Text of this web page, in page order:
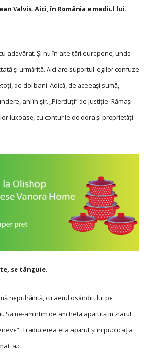
Valvis. Aici, în Ro­mânia e mediul lui.
adevărat. Şi nu în alte ţări europene, unde
şi urmărită. Aici are suportul legilor confuze
de doi bani. Adică, de aceeaşi sumă,
ani în şir. „Pierduţi” de justiţie. Rămaşi
luxoase, cu conturile doldora şi proprietăţi
se tânguie.
neprihănită, cu aerul osânditului pe
Să ne-amintim de ancheta apărută în ziarul
Traducerea ei a apărut şi în publicaţia
a.c.